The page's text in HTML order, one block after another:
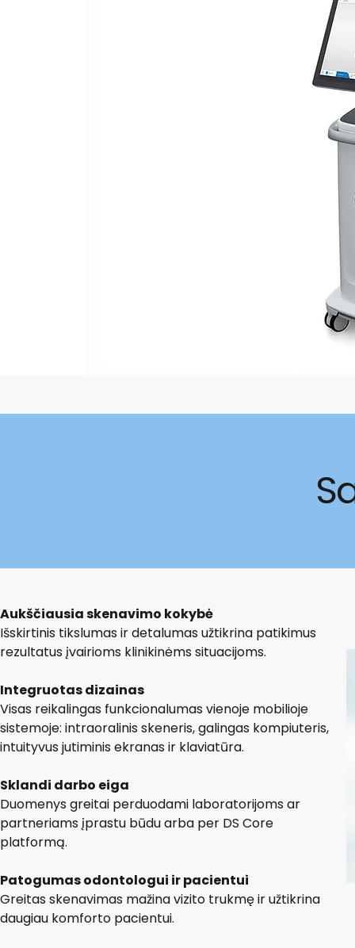
Aukščiausia skenavimo kokybė
Išskirtinis tikslumas ir detalumas užtikrina patikimus
rezultatus įvairioms klinikinėms situacijoms.
Integruotas dizainas
Visas reikalingas funkcionalumas vienoje mobilioje
sistemoje: intraoralinis skeneris, galingas kompiuteris,
intuityvus jutiminis ekranas ir klaviatūra.
Sklandi darbo eiga
Duomenys greitai perduodami laboratorijoms ar
partneriams įprastu būdu arba per DS Core
platformą.
Patogumas odontologui ir pacientui
Greitas skenavimas mažina vizito trukmę ir užtikrina
daugiau komforto pacientui.